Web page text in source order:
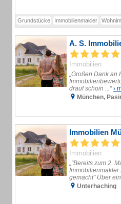
Grundstücke Immobilienmakler
Immobilien
„Großen Dank an
drauf schoin ...“›
München,
Immobilien
Immobilien
„"Bereits zum 2.
Immobilienmakler
gemacht" Über
Unterhaching